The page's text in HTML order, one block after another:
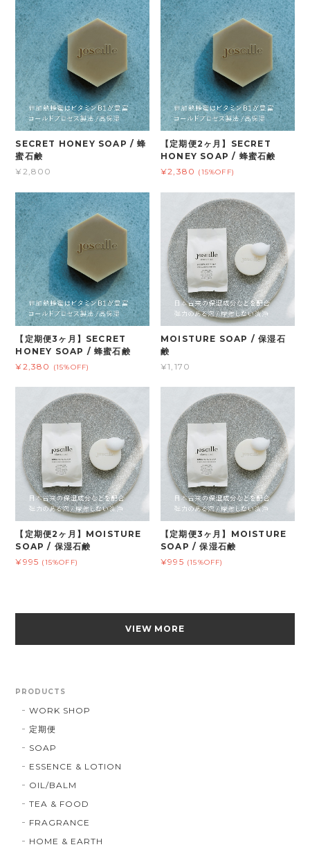
SECRET HONEY SOAP / 蜂
蜜石鹸
¥2,800
【定期便2ヶ月】SECRET
HONEY SOAP / 蜂蜜石鹸
¥2,380 (15%OFF)
【定期便3ヶ月】SECRET
HONEY SOAP / 蜂蜜石鹸
¥2,380
(15%OFF)
MOISTURE SOAP / 保湿石
鹸
¥1,170
【定期便2ヶ月】MOISTURE
SOAP / 保湿石鹸
¥995 (15%OFF)
【定期便3ヶ月】MOISTURE
SOAP / 保湿石鹸
¥995 (15%OFF)
VIEW MORE
PRODUCTS
WORK SHOP
定期便
SOAP
ESSENCE & LOTION
OIL/BALM
TEA & FOOD
FRAGRANCE
HOME & EARTH